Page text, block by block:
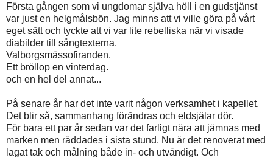
Första gången som vi ungdomar själva höll i en gudstjänst
var just en helgmålsbön. Jag minns att vi ville göra på vårt
eget sätt och tyckte att vi var lite rebelliska när vi visade
diabilder till sångtexterna.
Valborgsmässofiranden.
Ett bröllop en vinterdag.
och en hel del annat...
På senare år har det inte varit någon verksamhet i kapellet.
Det blir så, sammanhang förändras och eldsjälar dör.
För bara ett par år sedan var det farligt nära att jämnas med
marken men räddades i sista stund. Nu är det renoverat med
lagat tak och målning både in- och utvändigt. Och